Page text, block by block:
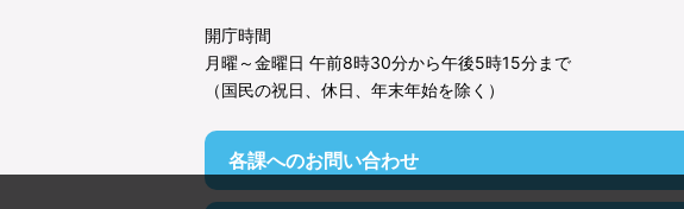
開庁時間
月曜～金曜日 午前8時30分から午後5時15分まで
（国民の祝日、休日、年末年始を除く）
各課へのお問い合わせ